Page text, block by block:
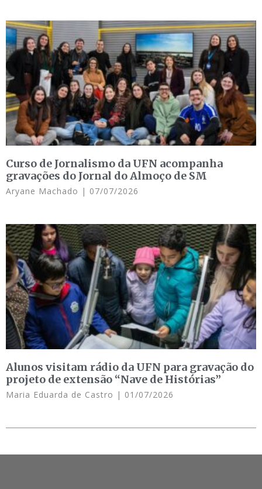
Curso de Jornalismo da UFN acompanha
gravações do Jornal do Almoço de SM
Aryane Machado 07/07/2026
Alunos visitam rádio da UFN para gravação do
projeto de extensão “Nave de Histórias”
Maria Eduarda de Castro 01/07/2026